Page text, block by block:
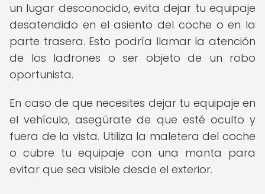
un lugar desconocido, evita dejar tu equipaje
desatendido en el asiento del coche o en la
parte trasera. Esto podría llamar la atención
de los ladrones o ser objeto de un robo
oportunista.
En caso de que necesites dejar tu equipaje en
el vehículo, asegúrate de que esté oculto y
fuera de la vista. Utiliza la maletera del coche
o cubre tu equipaje con una manta para
evitar que sea visible desde el exterior.